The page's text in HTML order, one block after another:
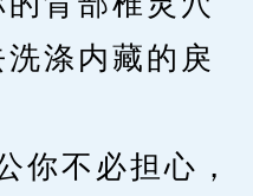
涤内藏的戾
不必担心，